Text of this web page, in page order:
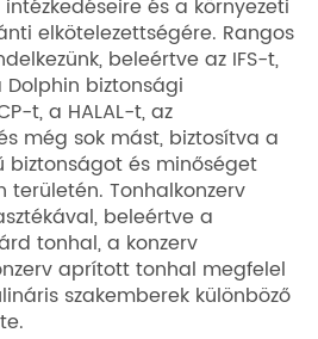
és a környezeti
elkötelezettségére. Rangos
beleértve az IFS-t,
Dolphin biztonsági
t, a HALAL-t, az
még sok mást, biztosítva a
és minőséget
területén. Tonhalkonzerv
beleértve a
tonhal, a konzerv
aprított tonhal megfelel
szakemberek különböző